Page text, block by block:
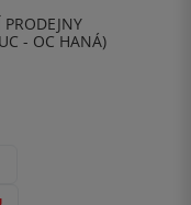
- OC HANÁ)